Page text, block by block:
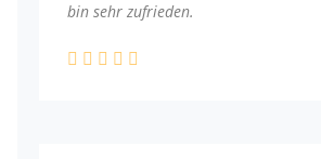
bin sehr zufrieden.